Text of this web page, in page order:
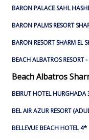
BARON PALACE SAHL
BARON PALMS RESORT
BARON RESORT SHARM EL
BEACH ALBATROS RESORT
Beach Albatros
BEIRUT HOTEL HURGHADA
BEL AIR AZUR RESORT
BELLEVUE BEACH HOTEL 4*